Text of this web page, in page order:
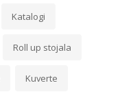
Katalogi
Roll up stojala
Kuverte